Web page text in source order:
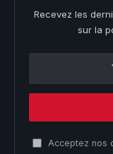
Recevez les
sur la
Acceptez nos